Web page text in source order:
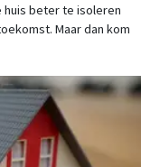
huis beter te isoleren
Maar dan kom